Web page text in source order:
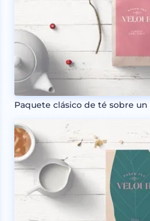
Paquete clásico de té sobre